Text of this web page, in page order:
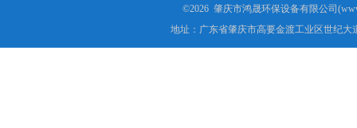
©2026 肇庆市鸿晟环保设备有限公司
地址：广东省肇庆市高要金渡工业区世纪大